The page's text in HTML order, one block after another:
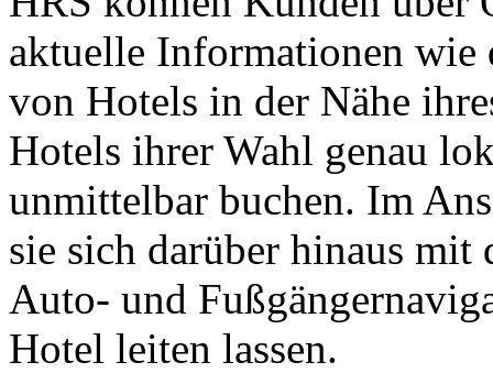
aktuelle Informationen wie
von Hotels in der Nähe
Hotels ihrer Wahl genau
unmittelbar buchen. Im
sie sich darüber hinaus
Auto- und
Hotel leiten lassen.